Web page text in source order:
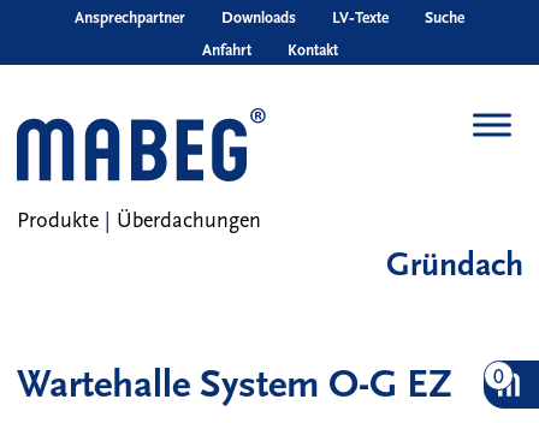
Skip to main content
Ansprechpartner Downloads LV‑Texte
Suche
Anfahrt
Kontakt
Produkte| Überdachungen
Gründach
Wartehalle System O-G EZ 0